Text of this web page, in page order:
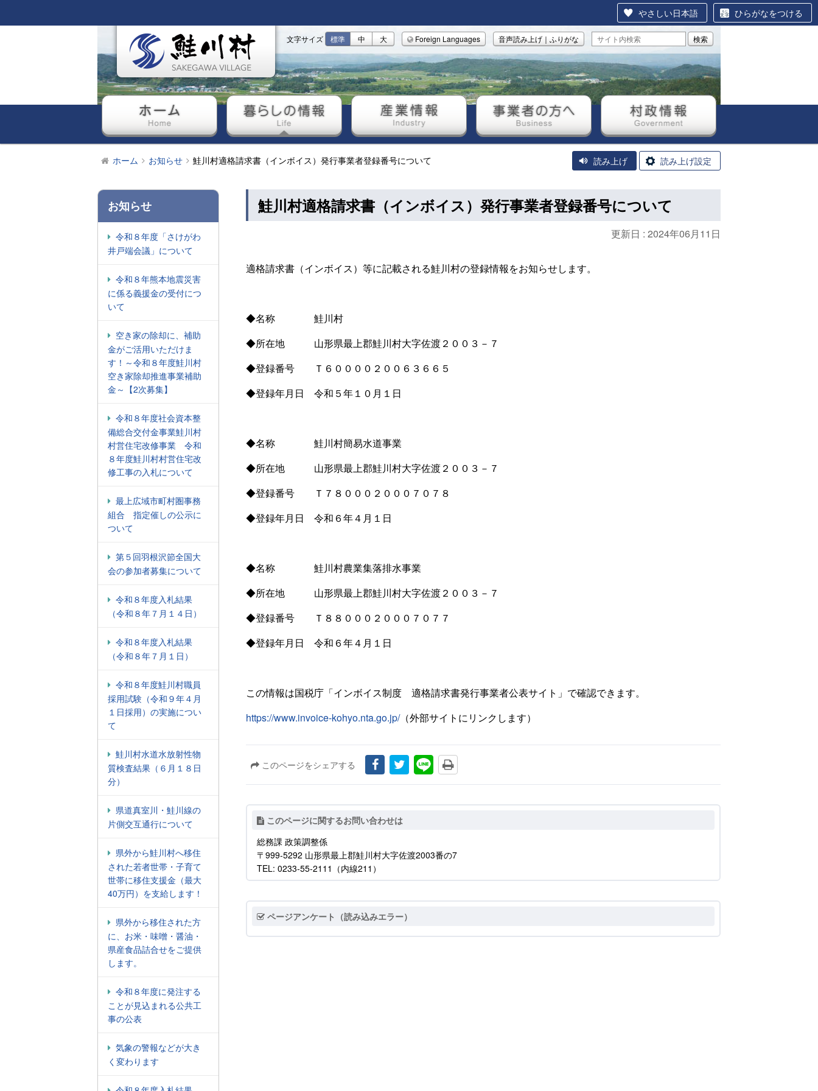
やさしい日本語 ひらがなをつける
文字サイズ 標準 中 大 Foreign Languages 音声読み上げ｜ふりがな 検索
ホーム 暮らしの情報 産業情報 事業者の方へ 村政情報
ホーム お知らせ 鮭川村適格請求書（インボイス）発行事業者登録番号について 読み上げ 読み上げ設定
鮭川村適格請求書（インボイス）発行事業者登録番号について
更新日 : 2024年06月11日
適格請求書（インボイス）等に記載される鮭川村の登録情報をお知らせします。
◆名称 鮭川村
◆所在地 山形県最上郡鮭川村大字佐渡２００３－７
◆登録番号 Ｔ６００００２００６３６６５
◆登録年月日 令和５年１０月１日
◆名称 鮭川村簡易水道事業
◆所在地 山形県最上郡鮭川村大字佐渡２００３－７
◆登録番号 Ｔ７８０００２０００７０７８
◆登録年月日 令和６年４月１日
◆名称 鮭川村農業集落排水事業
◆所在地 山形県最上郡鮭川村大字佐渡２００３－７
◆登録番号 Ｔ８８０００２０００７０７７
◆登録年月日 令和６年４月１日
この情報は国税庁「インボイス制度 適格請求書発行事業者公表サイト」で確認できます。
https://www.invoice-kohyo.nta.go.jp/（外部サイトにリンクします）
このページをシェアする
このページに関するお問い合わせは
総務課 政策調整係
〒999-5292 山形県最上郡鮭川村大字佐渡2003番の7
TEL: 0233-55-2111（内線211）
ページアンケート（読み込みエラー）
お知らせ
令和８年度「さけがわ
井戸端会議」について
令和８年熊本地震災害
に係る義援金の受付につ
いて
空き家の除却に、補助
金がご活用いただけま
す！～令和８年度鮭川村
空き家除却推進事業補助
金～【2次募集】
令和８年度社会資本整
備総合交付金事業鮭川村
村営住宅改修事業 令和
８年度鮭川村村営住宅改
修工事の入札について
最上広域市町村圏事務
組合 指定催しの公示に
ついて
第５回羽根沢節全国大
会の参加者募集について
令和８年度入札結果
（令和８年７月１４日）
令和８年度入札結果
（令和８年７月１日）
令和８年度鮭川村職員
採用試験（令和９年４月
１日採用）の実施につい
て
鮭川村水道水放射性物
質検査結果（６月１８日
分）
県道真室川・鮭川線の
片側交互通行について
県外から鮭川村へ移住
された若者世帯・子育て
世帯に移住支援金（最大
40万円）を支給します！
県外から移住された方
に、お米・味噌・醤油・
県産食品詰合せをご提供
します。
令和８年度に発注する
ことが見込まれる公共工
事の公表
気象の警報などが大き
く変わります